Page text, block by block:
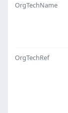
OrgTechName
OrgTechRef